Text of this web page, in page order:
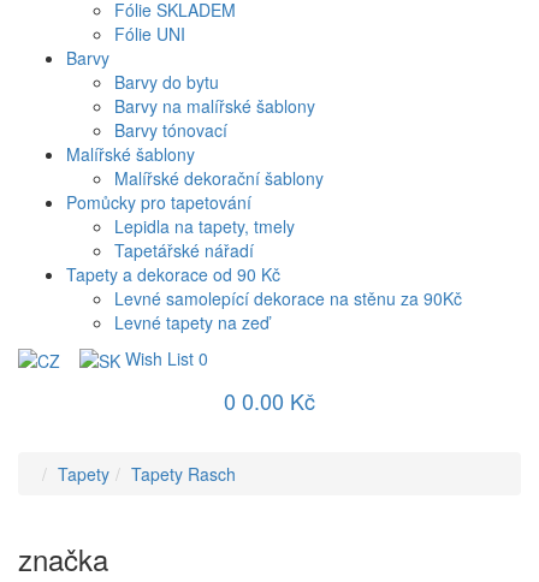
Fólie SKLADEM
Fólie UNI
Barvy
Barvy do bytu
Barvy na malířské šablony
Barvy tónovací
Malířské šablony
Malířské dekorační šablony
Pomůcky pro tapetování
Lepidla na tapety, tmely
Tapetářské nářadí
Tapety a dekorace od 90 Kč
Levné samolepící dekorace na stěnu za 90Kč
Levné tapety na zeď
Wish List 0
0 0.00 Kč
Tapety Tapety Rasch
značka